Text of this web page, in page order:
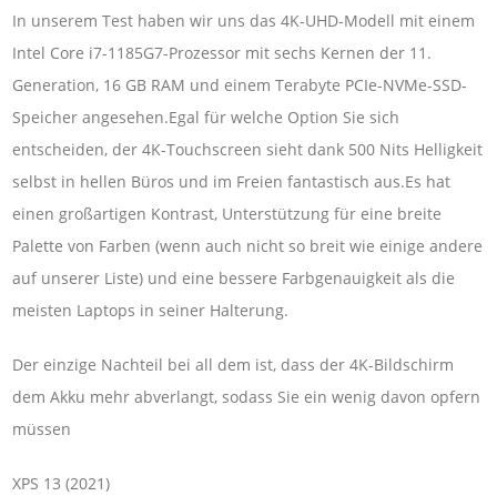
In unserem Test haben wir uns das 4K-UHD-Modell mit einem
Intel Core i7-1185G7-Prozessor mit sechs Kernen der 11.
Generation, 16 GB RAM und einem Terabyte PCIe-NVMe-SSD-
Speicher angesehen.Egal für welche Option Sie sich
entscheiden, der 4K-Touchscreen sieht dank 500 Nits Helligkeit
selbst in hellen Büros und im Freien fantastisch aus.Es hat
einen großartigen Kontrast, Unterstützung für eine breite
Palette von Farben (wenn auch nicht so breit wie einige andere
auf unserer Liste) und eine bessere Farbgenauigkeit als die
meisten Laptops in seiner Halterung.
Der einzige Nachteil bei all dem ist, dass der 4K-Bildschirm
dem Akku mehr abverlangt, sodass Sie ein wenig davon opfern
müssen
XPS 13 (2021)